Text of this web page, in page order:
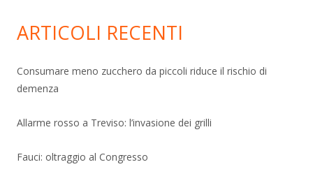
ARTICOLI RECENTI
Consumare meno zucchero da piccoli riduce il rischio di
demenza
Allarme rosso a Treviso: l’invasione dei grilli
Fauci: oltraggio al Congresso